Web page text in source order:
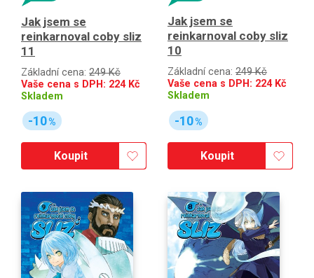
Jak jsem se
reinkarnoval coby sliz
11
Základní cena: 249 Kč
Vaše cena s DPH: 224Kč
Skladem
-10%
Koupit
Jak jsem se
reinkarnoval coby sliz
10
Základní cena: 249 Kč
Vaše cena s DPH: 224Kč
Skladem
-10%
Koupit